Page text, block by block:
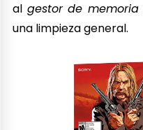
al gestor de memoria
una limpieza general.